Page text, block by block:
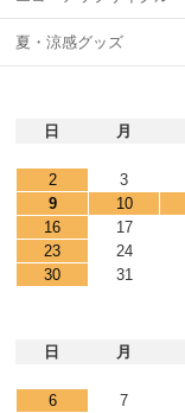
夏・涼感グッズ
日
月
2
3
9
10
16
17
23
24
30
31
日
月
6
7